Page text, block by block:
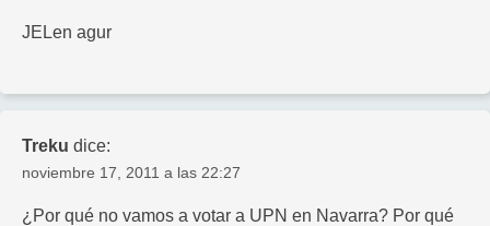
JELen agur
Treku dice:
noviembre 17, 2011 a las 22:27
¿Por qué no vamos a votar a UPN en Navarra? Por qué